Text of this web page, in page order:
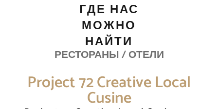
ГДЕ НАС
МОЖНО
НАЙТИ
РЕСТОРАНЫ / ОТЕЛИ
Project 72 Creative Local
Cusine